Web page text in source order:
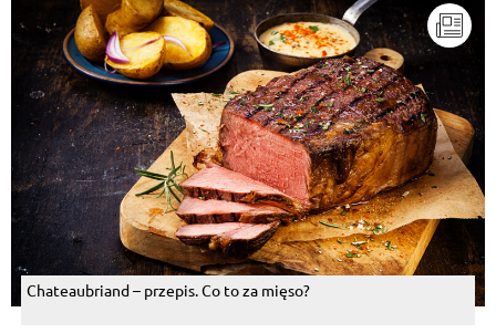
Chateaubriand – przepis. Co to za mięso?